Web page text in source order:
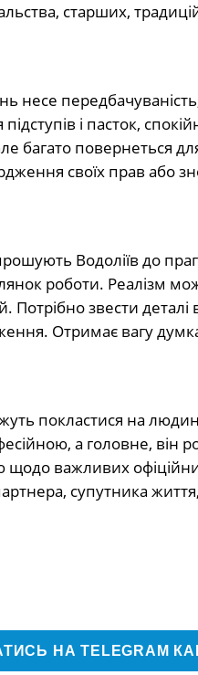
старших,
несе передбачуваність,
і пасток,
багато повернеться
своїх прав або
Водоліїв до
роботи. Реалізм
Потрібно звести
Отримає вагу
покластися на
а головне, він
щодо важливих
супутника
НА TELEGRAM